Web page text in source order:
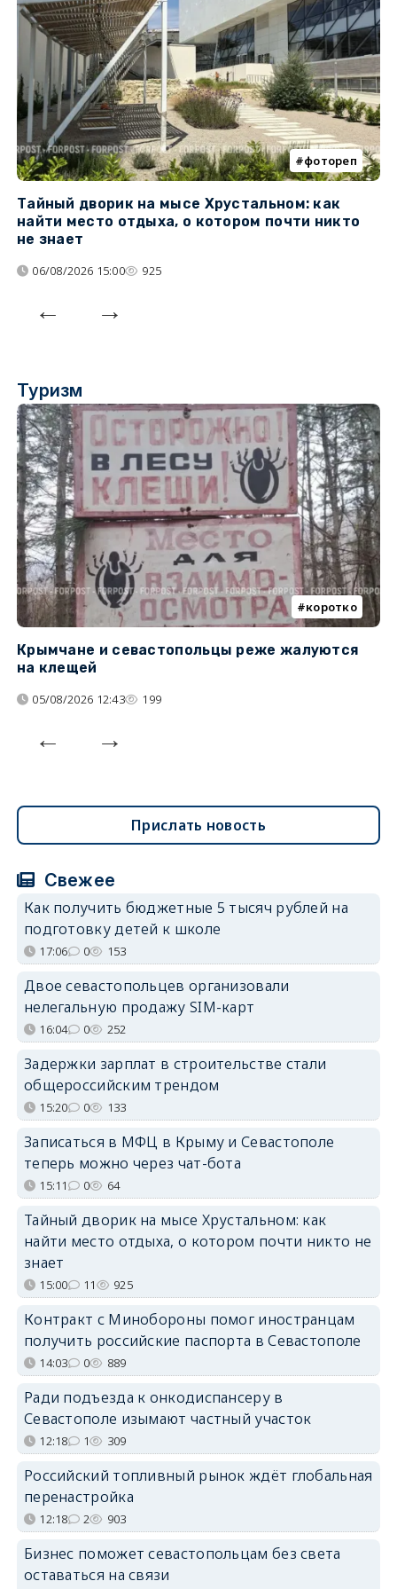
фотореп
Тайный дворик на мысе Хрустальном: как
найти место отдыха, о котором почти никто
не знает
06/08/2026 15:00 925
Туризм
коротко
Крымчане и севастопольцы реже жалуются
на клещей
05/08/2026 12:43 199
Прислать новость
Свежее
Как получить бюджетные 5 тысяч рублей на
подготовку детей к школе
17:06 0 153
Двое севастопольцев организовали
нелегальную продажу SIM-карт
16:04 0 252
Задержки зарплат в строительстве стали
общероссийским трендом
15:20 0 133
Записаться в МФЦ в Крыму и Севастополе
теперь можно через чат-бота
15:11 0 64
Тайный дворик на мысе Хрустальном: как
найти место отдыха, о котором почти никто не
знает
15:00 11 925
Контракт с Минобороны помог иностранцам
получить российские паспорта в Севастополе
14:03 0 889
Ради подъезда к онкодиспансеру в
Севастополе изымают частный участок
12:18 1 309
Российский топливный рынок ждёт глобальная
перенастройка
12:18 2 903
Бизнес поможет севастопольцам без света
оставаться на связи